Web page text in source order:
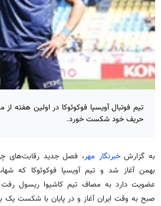
تیم فوتبال آویسپا فوکوئوکا در اولین هفته
حریف خود شکست خورد.
به گزارشخبرنگار مهر
بهمن آغاز شد و تیم آویسپا فوکوئوکا که
صبح به وقت ایران آغاز و در پایان با شکست یک